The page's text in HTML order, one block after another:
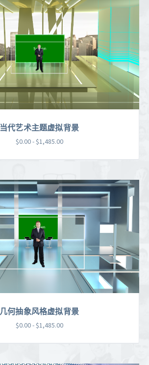
当代艺术主题虚拟背景
$0.00 - $1,485.00
几何抽象风格虚拟背景
$0.00 - $1,485.00